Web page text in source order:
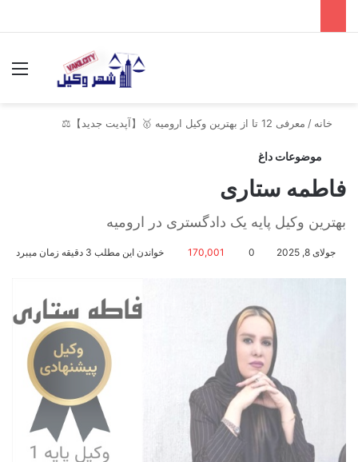
خانه / معرفی 12 تا از بهترین وکیل ارومیه 🥇【آپدیت جدید】⚖️
موضوعات داغ
فاطمه ستاری
بهترین وکیل پایه یک دادگستری در ارومیه
جولای 8, 2025 0
170,001 خواندن این مطلب 3 دقیقه زمان میبرد